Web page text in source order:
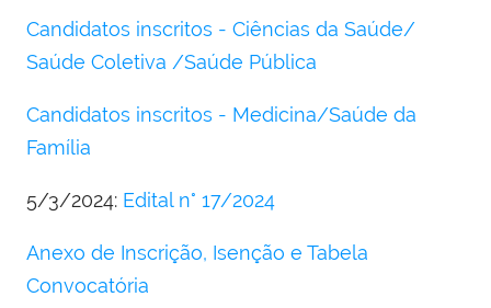
Candidatos inscritos - Ciências da Saúde/
Saúde Coletiva /Saúde Pública
Candidatos inscritos - Medicina/Saúde da
Família
5/3/2024: Edital n° 17/2024
Anexo de Inscrição, Isenção e Tabela
Convocatória